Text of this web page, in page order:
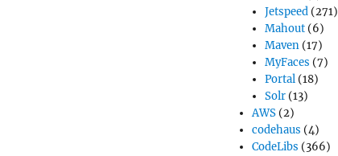
Jetspeed (271)
Mahout (6)
Maven (17)
MyFaces (7)
Portal (18)
Solr (13)
AWS (2)
codehaus (4)
CodeLibs (366)